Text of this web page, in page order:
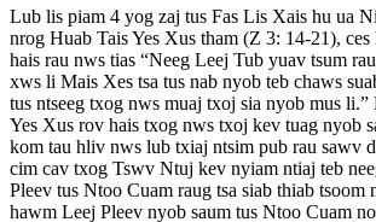
Lub lis piam 4 yog zaj tus Fas Lis Xais hu ua
nrog Huab Tais Yes Xus tham (Z 3: 14-21),
hais rau nws tias “Neeg Leej Tub yuav tsum
xws li Mais Xes tsa tus nab nyob teb chaws
tus ntseeg txog nws muaj txoj sia nyob mus
Yes Xus rov hais txog nws txoj kev tuag nyob
kom tau hliv nws lub txiaj ntsim pub rau sawv
cim cav txog Tswv Ntuj kev nyiam ntiaj teb
Pleev tus Ntoo Cuam raug tsa siab thiab tsoom
hawm Leej Pleev nyob saum tus Ntoo Cuam